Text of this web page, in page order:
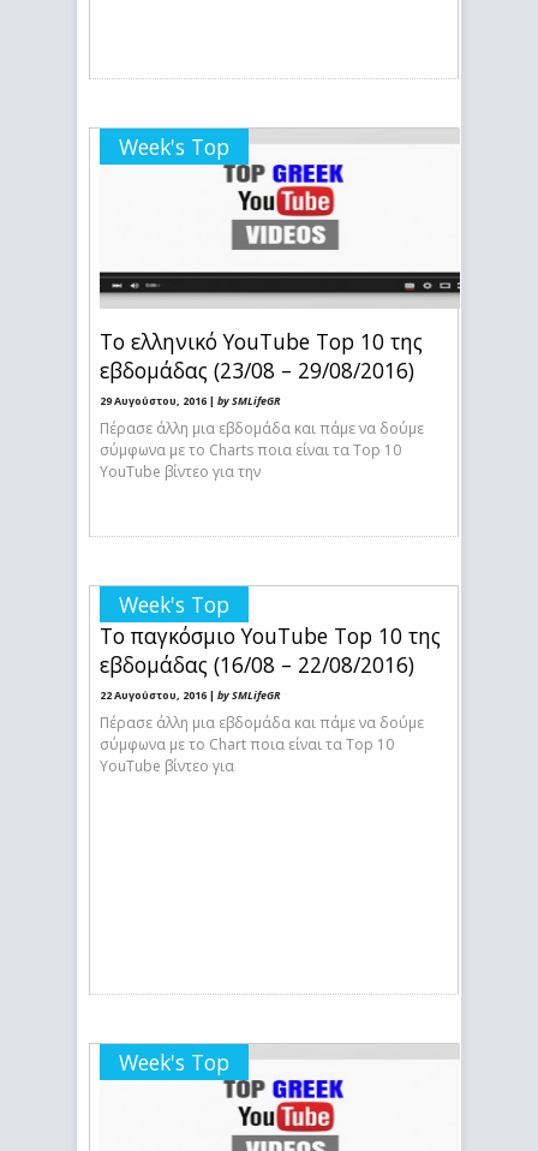
Week's Top
Το ελληνικό YouTube Top 10 της
εβδομάδας (23/08 – 29/08/2016)
29 Αυγούστου, 2016 | by SMLifeGR
Πέρασε άλλη μια εβδομάδα και πάμε να δούμε
σύμφωνα με το Charts ποια είναι τα Top 10
YouTube βίντεο για την
Week's Top
Το παγκόσμιο YouTube Top 10 της
εβδομάδας (16/08 – 22/08/2016)
22 Αυγούστου, 2016 | by SMLifeGR
Πέρασε άλλη μια εβδομάδα και πάμε να δούμε
σύμφωνα με το Chart ποια είναι τα Top 10
YouTube βίντεο για
Week's Top